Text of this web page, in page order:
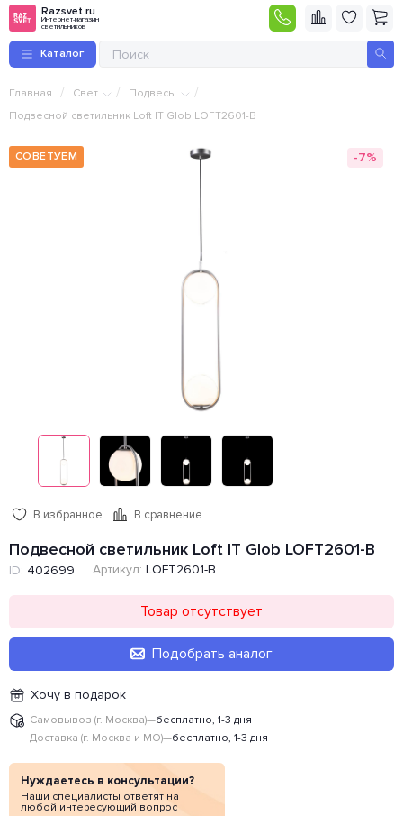
Razsvet.ru
Интернет-магазин
светильников
Каталог
Главная / Свет / Подвесы /
Подвесной светильник Loft IT Glob LOFT2601-B
СОВЕТУЕМ -7%
В избранное В сравнение
Подвесной светильник Loft IT Glob LOFT2601-B
ID: 402699 Артикул: LOFT2601-B
Товар отсутствует
Подобрать аналог
Хочу в подарок
Самовывоз (г. Москва)—бесплатно, 1-3 дня
Доставка (г. Москва и МО)—бесплатно, 1-3 дня
Нуждаетесь в консультации?
Наши специалисты ответят на
любой интересующий вопрос